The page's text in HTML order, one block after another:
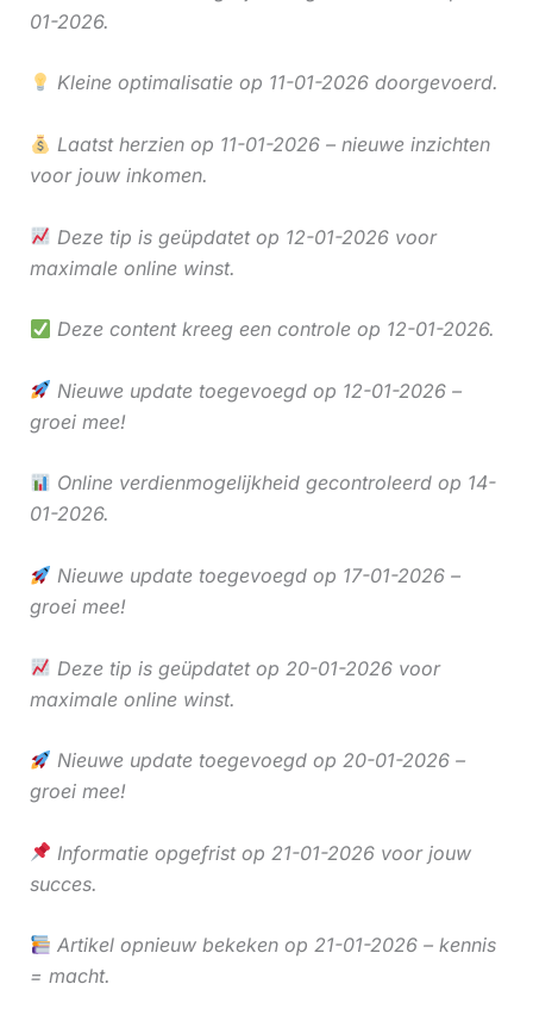
01-2026.
Kleine optimalisatie op 11-01-2026 doorgevoerd.
Laatst herzien op 11-01-2026 – nieuwe inzichten
voor jouw inkomen.
Deze tip is geüpdatet op 12-01-2026 voor
maximale online winst.
Deze content kreeg een controle op 12-01-2026.
Nieuwe update toegevoegd op 12-01-2026 –
groei mee!
Online verdienmogelijkheid gecontroleerd op 14-
01-2026.
Nieuwe update toegevoegd op 17-01-2026 –
groei mee!
Deze tip is geüpdatet op 20-01-2026 voor
maximale online winst.
Nieuwe update toegevoegd op 20-01-2026 –
groei mee!
Informatie opgefrist op 21-01-2026 voor jouw
succes.
Artikel opnieuw bekeken op 21-01-2026 – kennis
= macht.